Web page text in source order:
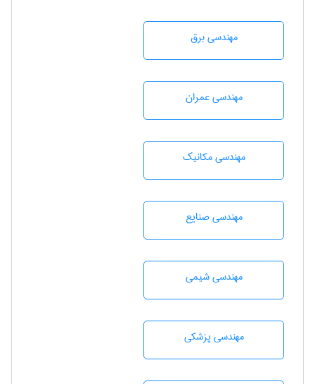
مهندسی برق
مهندسی عمران
مهندسی مکانیک
مهندسی صنايع
مهندسي شيمی
مهندسی پزشکی